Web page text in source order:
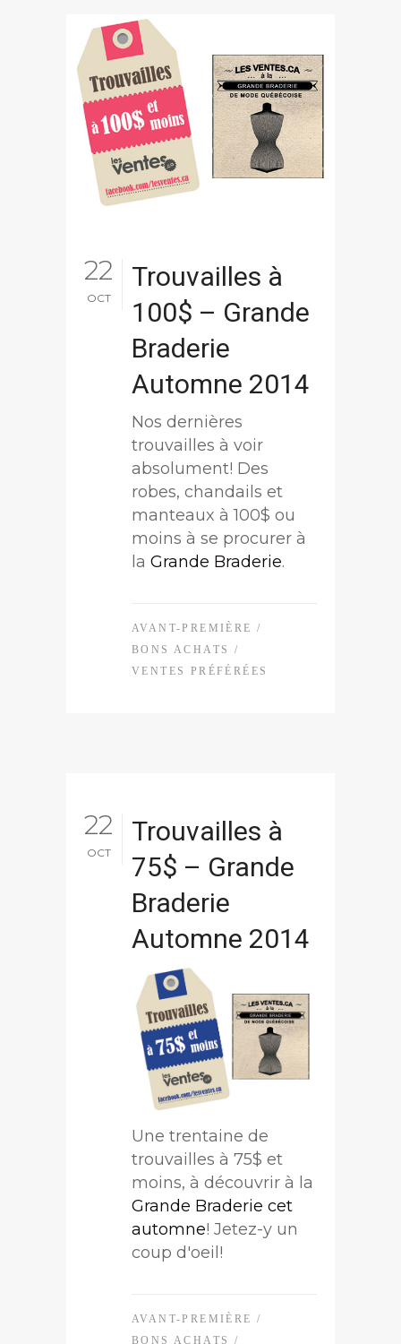
22
OCT
Trouvailles à
100$ – Grande
Braderie
Automne 2014
Nos dernières
trouvailles à voir
absolument! Des
robes, chandails et
manteaux à 100$ ou
moins à se procurer à
la Grande Braderie.
AVANT-PREMIÈRE /
BONS ACHATS
/
VENTES PRÉFÉRÉES
22
OCT
Trouvailles à
75$ – Grande
Braderie
Automne 2014
Une trentaine de
trouvailles à 75$ et
moins, à découvrir à la
Grande Braderie cet
automne! Jetez-y un
coup d'oeil!
AVANT-PREMIÈRE /
BONS ACHATS
/